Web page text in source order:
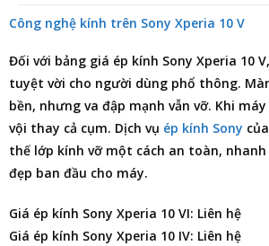
Công nghệ kính trên Sony Xperia 10 V
Đối với bảng giá ép kính Sony Xperia 10 V
tuyệt vời cho người dùng phổ thông.
bền, nhưng va đập mạnh vẫn vỡ. Khi
vội thay cả cụm. Dịch vụ ép kính Sony
thế lớp kính vỡ một cách an toàn,
đẹp ban đầu cho máy.
Giá ép kính Sony Xperia 10 VI: Liên hệ
Giá ép kính Sony Xperia 10 IV: Liên hệ